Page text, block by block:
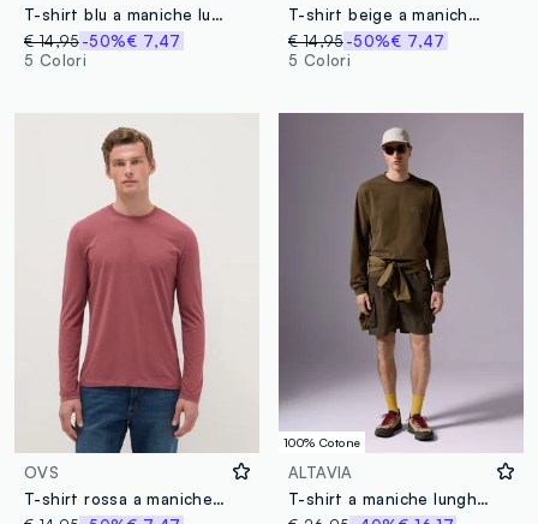
T-shirt blu a maniche lunghe in puro cotone regular fit
€ 14,95-50%€ 7,47
5 Colori
T-shirt beige a maniche lunghe in puro cotone regular fit
€ 14,95 -50%€ 7,47
5 Colori
OVS
T-shirt rossa a maniche lunghe in cotone elasticizzato regular fit
100% Cotone
ALTAVIA
T-shirt a maniche lunghe con stampa ALTAVIA WITH DEBORAH COMPAGNONI